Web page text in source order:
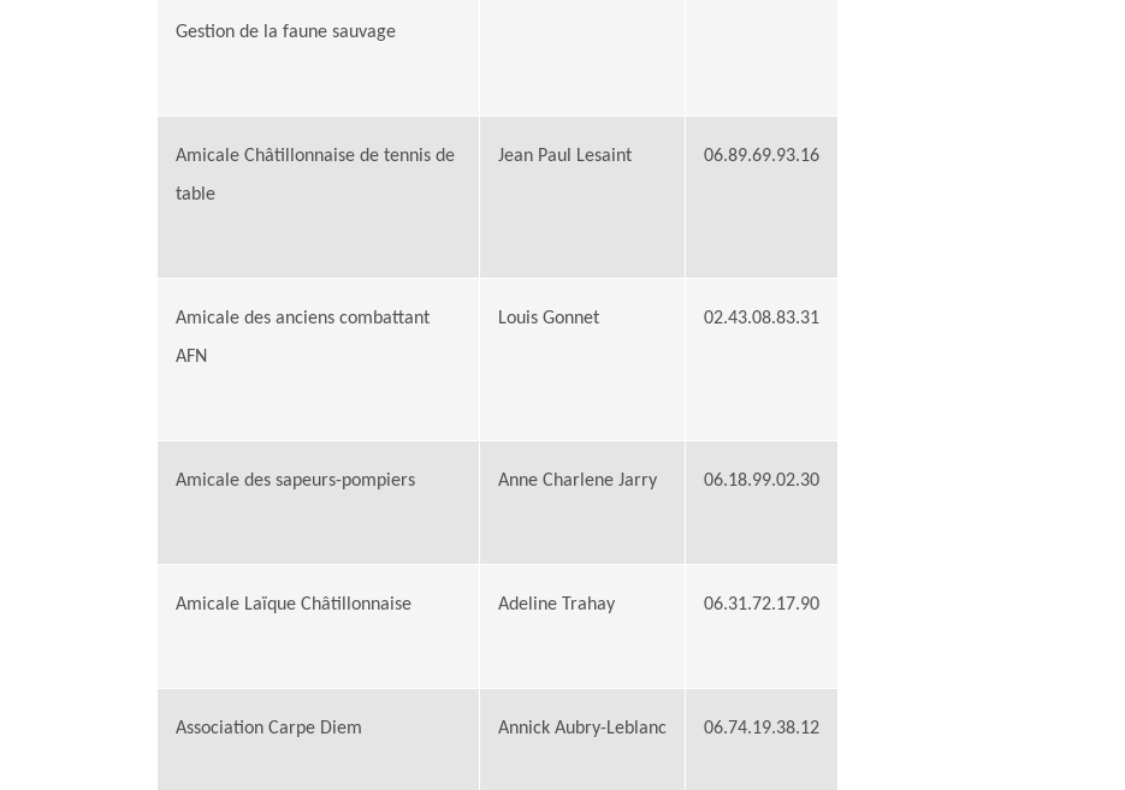
Gestion de la faune sauvage
Amicale Châtillonnaise de tennis de
table
Jean Paul Lesaint 06.89.69.93.16
Amicale des anciens combattant
AFN
Louis Gonnet 02.43.08.83.31
Amicale des sapeurs-pompiers Anne Charlene Jarry 06.18.99.02.30
Amicale Laïque Châtillonnaise Adeline Trahay 06.31.72.17.90
Association Carpe Diem Annick Aubry-Leblanc 06.74.19.38.12